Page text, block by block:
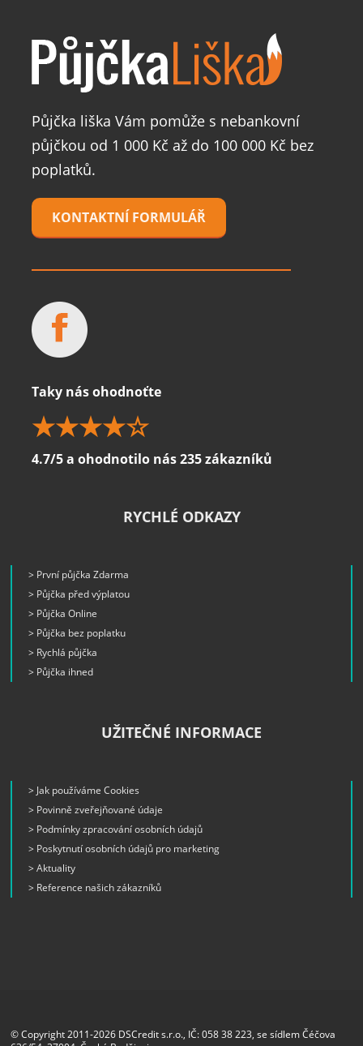
Půjčka liška Vám pomůže s nebankovní
půjčkou od 1 000 Kč až do 100 000 Kč bez
poplatků.
KONTAKTNÍ FORMULÁŘ
Taky nás ohodnoťte
4.7/5 a ohodnotilo nás 235 zákazníků
RYCHLÉ ODKAZY
> První půjčka Zdarma
> Půjčka před výplatou
> Půjčka Online
> Půjčka bez poplatku
> Rychlá půjčka
> Půjčka ihned
UŽITEČNÉ INFORMACE
> Jak používáme Cookies
> Povinně zveřejňované údaje
> Podmínky zpracování osobních údajů
> Poskytnutí osobních údajů pro marketing
> Aktuality
> Reference našich zákazníků
© Copyright 2011-2026 DSCredit s.r.o., IČ: 058 38 223, se sídlem Čéčova